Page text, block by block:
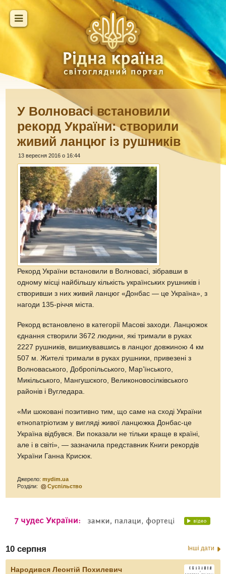
У Волновасі встановили
рекорд України: створили
живий ланцюг із рушників
13 вересня 2016 о 16:44
Рекорд України встановили в Волновасі, зібравши в
одному місці найбільшу кількість українських рушників і
створивши з них живий ланцюг «Донбас — це Україна», з
нагоди 135-річчя міста.
Рекорд встановлено в категорії Масові заходи. Ланцюжок
єднання створили 3672 людини, які тримали в руках
2227 рушників, вишикувавшись в ланцюг довжиною 4 км
507 м. Жителі тримали в руках рушники, привезені з
Волноваського, Добропільського, Мар’їнського,
Микільського, Мангушского, Великоновосілківського
районів і Вугледара.
«Ми шоковані позитивно тим, що саме на сході України
етнопатріотизм у вигляді живої ланцюжка Донбас-це
Україна відбувся. Ви показали не тільки краще в країні,
але і в світі», — зазначила представник Книги рекордів
України Ганна Крисюк.
Джерело:mydim.ua
Розділи:
Суспільство
10 серпня Інші дати
Народився Леонтій Похилевич